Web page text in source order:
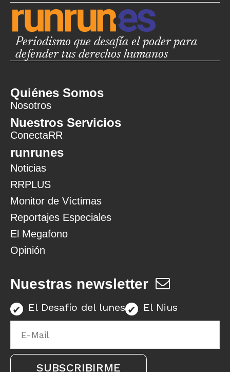
Periodismo que desafía el poder para
defender tus derechos humanos
Quiénes Somos
Nosotros
Nuestros Servicios
ConectaRR
runrunes
Noticias
RRPLUS
Monitor de Víctimas
Reportajes Especiales
El Megafono
Opinión
Nuestras newsletter
El Desafío del lunes El Nius